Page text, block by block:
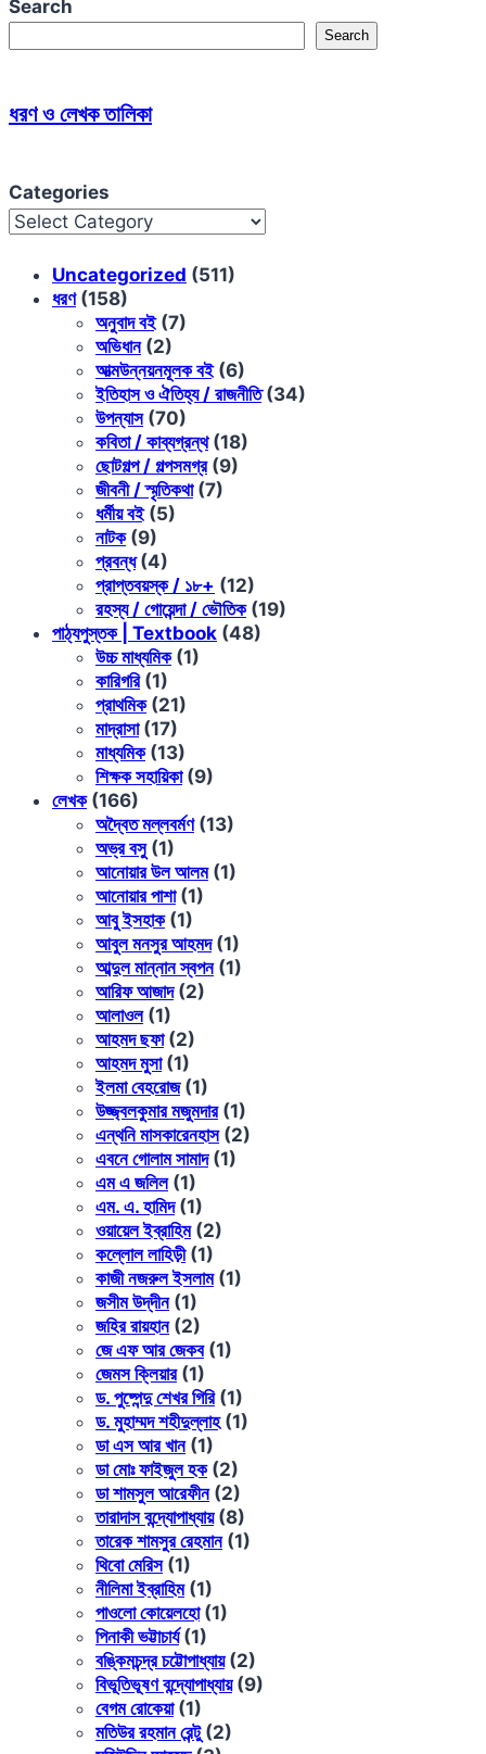
Search
Search
ধরণ ও লেখক তালিকা
Categories
Uncategorized (511)
ধরণ(158)
অনুবাদ বই(7)
অভিধান(2)
আত্মউন্নয়নমূলক বই(6)
ইতিহাস ও ঐতিহ্য / রাজনীতি(34)
উপন্যাস(70)
কবিতা / কাব্যগ্রন্থ(18)
ছোটগল্প / গল্পসমগ্র(9)
জীবনী / স্মৃতিকথা(7)
ধর্মীয় বই(5)
নাটক(9)
প্রবন্ধ(4)
প্রাপ্তবয়স্ক / ১৮+ (12)
রহস্য / গোয়েন্দা / ভৌতিক(19)
পাঠ্যপুস্তক | Textbook (48)
উচ্চ মাধ্যমিক(1)
কারিগরি(1)
প্রাথমিক(21)
মাদ্রাসা(17)
মাধ্যমিক(13)
শিক্ষক সহায়িকা(9)
লেখক(166)
অদ্বৈত মল্লবর্মণ(13)
অভ্র বসু(1)
আনোয়ার উল আলম(1)
আনোয়ার পাশা(1)
আবু ইসহাক(1)
আবুল মনসুর আহমদ(1)
আব্দুল মান্নান স্বপন(1)
আরিফ আজাদ(2)
আলাওল(1)
আহমদ ছফা(2)
আহমদ মুসা(1)
ইলমা বেহরোজ(1)
উজ্জ্বলকুমার মজুমদার(1)
এন্থনি মাসকারেনহাস(2)
এবনে গোলাম সামাদ(1)
এম এ জলিল(1)
এম. এ. হামিদ(1)
ওয়ায়েল ইব্রাহিম(2)
কল্লোল লাহিড়ী(1)
কাজী নজরুল ইসলাম(1)
জসীম উদ্‌দীন(1)
জহির রায়হান(2)
জে এফ আর জেকব(1)
জেমস ক্লিয়ার(1)
ড. পুষ্পেন্দু শেখর গিরি(1)
ড. মুহাম্মদ শহীদুল্লাহ(1)
ডা এস আর খান(1)
ডা মোঃ ফাইজুল হক(2)
ডা শামসুল আরেফীন(2)
তারাদাস বন্দ্যোপাধ্যায়(8)
তারেক শামসুর রেহমান(1)
থিবো মেরিস(1)
নীলিমা ইব্রাহিম(1)
পাওলো কোয়েলহো(1)
পিনাকী ভট্টাচার্য(1)
বঙ্কিমচন্দ্র চট্টোপাধ্যায়(2)
বিভূতিভূষণ বন্দ্যোপাধ্যায়(9)
বেগম রোকেয়া(1)
মতিউর রহমান রেন্টু(2)